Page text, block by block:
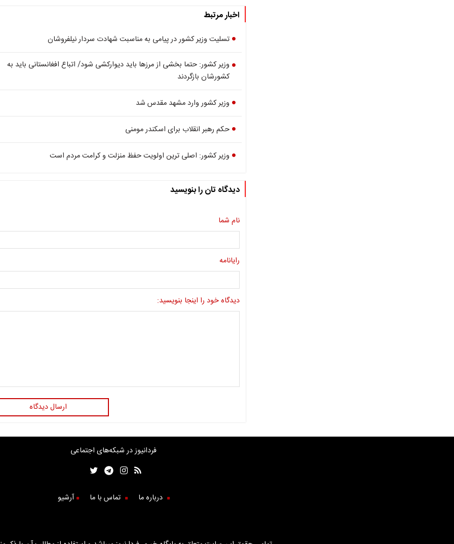
اخبار مرتبط
تسلیت وزیر کشور در پیامی به مناسبت شهادت سردار نیلفروشان
وزیر کشور: حتما بخشی از مرزها باید دیوارکشی شود/ اتباع افغانستانی باید به
کشورشان بازگردند
وزیر کشور وارد مشهد مقدس شد
حکم رهبر انقلاب برای اسکندر مومنی
وزیر کشور: اصلی ترین اولویت حفظ منزلت و کرامت مردم است
دیدگاه تان را بنویسید
نام شما
رایانامه
دیدگاه خود را اینجا بنویسید:
ارسال دیدگاه
فردانیوز در شبکه‌های اجتماعی
درباره ما تماس با ما آرشیو